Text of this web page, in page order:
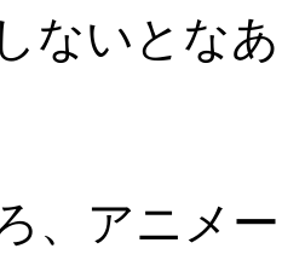
ないとな
、アニメ